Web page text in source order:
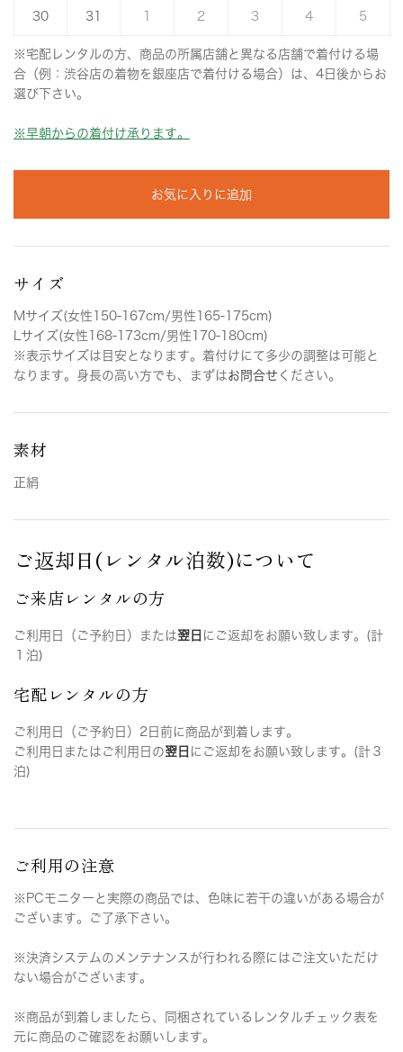
30 31 2 3 4 5
※宅配レンタルの方、商品の所属店舗と異なる店舗で着付ける場
合（例：渋谷店の着物を銀座店で着付ける場合）は、4日後からお
選び下さい。
※早朝からの着付け承ります。
お気に入りに追加
サイズ
Mサイズ(女性150-167cm/男性165-175cm)
Lサイズ(女性168-173cm/男性170-180cm)
※表示サイズは目安となります。着付けにて多少の調整は可能と
なります。身長の高い方でも、まずはお問合せ ください。
素材
正絹
ご返却日(レンタル泊数)について
ご来店レンタルの方
ご利用日（ご予約日）または翌日 にご返却をお願い致します。(計
１泊)
宅配レンタルの方
ご利用日（ご予約日）2日前に商品が到着します。
ご利用日またはご利用日の翌日 にご返却をお願い致します。(計３
泊)
ご利用の注意
※PCモニターと実際の商品では、色味に若干の違いがある場合が
ございます。ご了承下さい。
※決済システムのメンテナンスが行われる際にはご注文いただけ
ない場合がございます。
※商品が到着しましたら、同梱されているレンタルチェック表を
元に商品のご確認をお願いします。